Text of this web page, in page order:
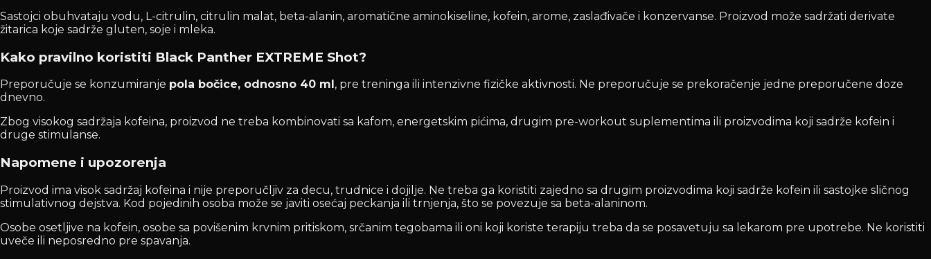
Sastojci obuhvataju vodu, L-citrulin, citrulin malat, beta-alanin, aromatične aminokiseline, kofein, arome, zaslađivače i konzervanse. Proizvod može sadržati derivate
žitarica koje sadrže gluten, soje i mleka.
Kako pravilno koristiti Black Panther EXTREME Shot?
Preporučuje se konzumiranje pola bočice, odnosno 40 ml , pre treninga ili intenzivne fizičke aktivnosti. Ne preporučuje se prekoračenje jedne preporučene doze
dnevno.
Zbog visokog sadržaja kofeina, proizvod ne treba kombinovati sa kafom, energetskim pićima, drugim pre-workout suplementima ili proizvodima koji sadrže kofein i
druge stimulanse.
Napomene i upozorenja
Proizvod ima visok sadržaj kofeina i nije preporučljiv za decu, trudnice i dojilje. Ne treba ga koristiti zajedno sa drugim proizvodima koji sadrže kofein ili sastojke sličnog
stimulativnog dejstva. Kod pojedinih osoba može se javiti osećaj peckanja ili trnjenja, što se povezuje sa beta-alaninom.
Osobe osetljive na kofein, osobe sa povišenim krvnim pritiskom, srčanim tegobama ili oni koji koriste terapiju treba da se posavetuju sa lekarom pre upotrebe. Ne koristiti
uveče ili neposredno pre spavanja.